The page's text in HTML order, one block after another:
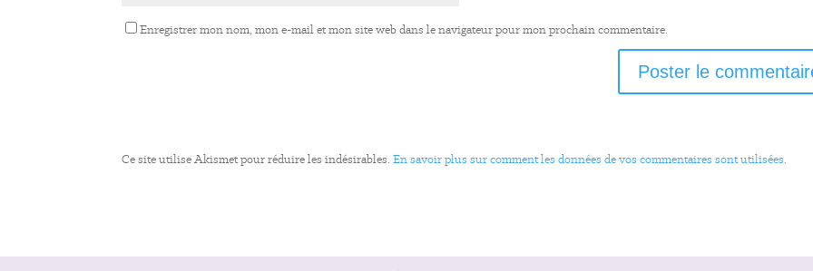
Enregistrer mon nom, mon e-mail et mon site web dans le navigateur pour mon prochain commentaire.
Ce site utilise Akismet pour réduire les indésirables.En savoir plus sur comment les données de vos commentaires sont utilisées.